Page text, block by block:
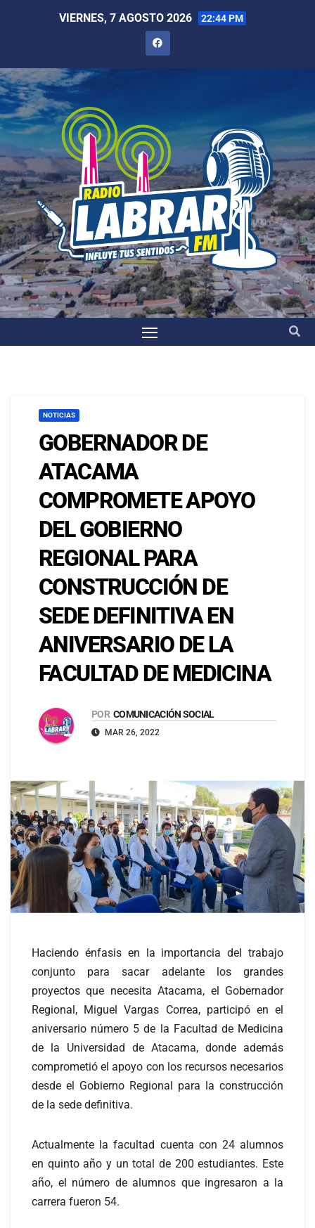
VIERNES, 7 AGOSTO 2026 22:44 PM
NOTICIAS
GOBERNADOR DE
ATACAMA
COMPROMETE APOYO
DEL GOBIERNO
REGIONAL PARA
CONSTRUCCIÓN DE
SEDE DEFINITIVA EN
ANIVERSARIO DE LA
FACULTAD DE MEDICINA
POR COMUNICACIÓN SOCIAL
MAR 26, 2022
Haciendo énfasis en la importancia del trabajo
conjunto para sacar adelante los grandes
proyectos que necesita Atacama, el Gobernador
Regional, Miguel Vargas Correa, participó en el
aniversario número 5 de la Facultad de Medicina
de la Universidad de Atacama, donde además
comprometió el apoyo con los recursos necesarios
desde el Gobierno Regional para la construcción
de la sede definitiva.
Actualmente la facultad cuenta con 24 alumnos
en quinto año y un total de 200 estudiantes. Este
año, el número de alumnos que ingresaron a la
carrera fueron 54.